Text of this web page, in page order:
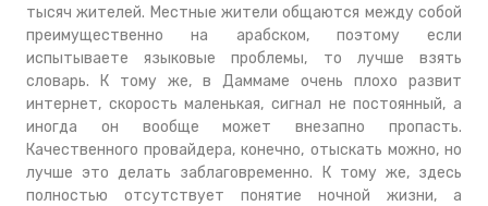
тысяч жителей. Местные жители общаются между собой
преимущественно на арабском, поэтому если
испытываете языковые проблемы, то лучше взять
словарь. К тому же, в Даммаме очень плохо развит
интернет, скорость маленькая, сигнал не постоянный, а
иногда он вообще может внезапно пропасть.
Качественного провайдера, конечно, отыскать можно, но
лучше это делать заблаговременно. К тому же, здесь
полностью отсутствует понятие ночной жизни, а